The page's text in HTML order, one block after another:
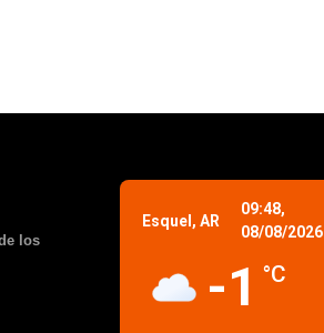
los
Esquel, AR
09:48,
08/08/2026
-1 °C